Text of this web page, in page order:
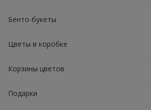
Бенто-букеты
Цветы в коробке
Корзины цветов
Подарки